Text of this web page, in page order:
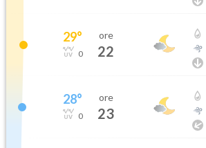
29°
0
ore
22
28°
0
ore
23